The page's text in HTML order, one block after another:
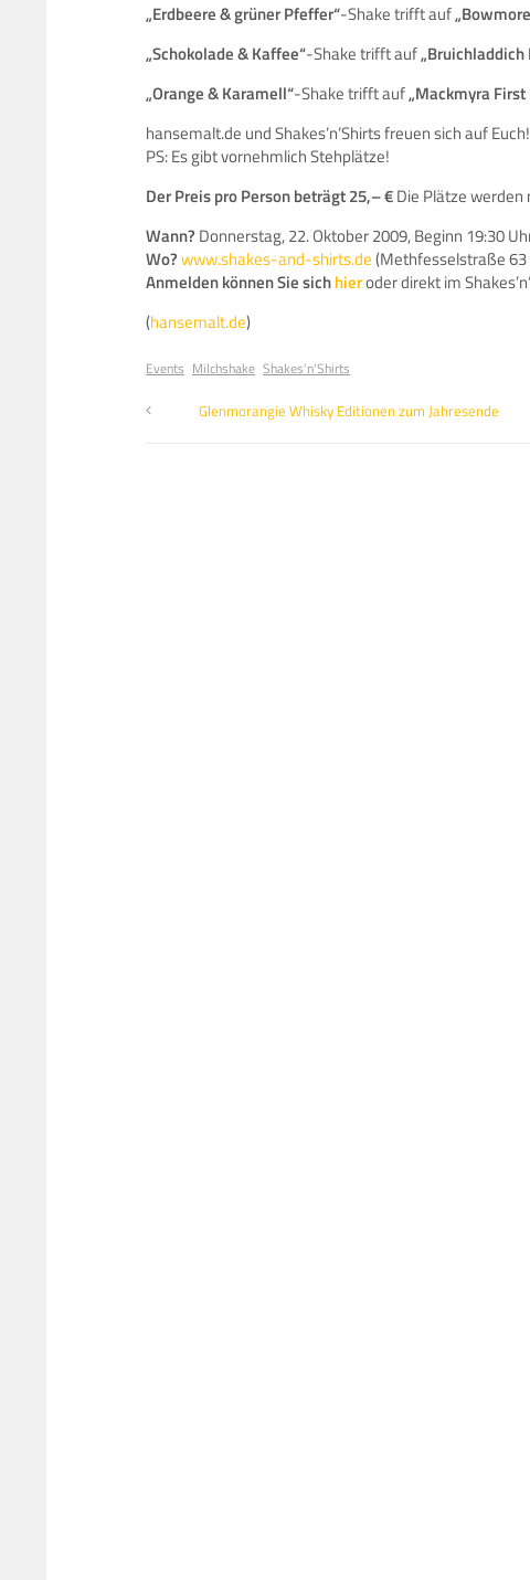
„Erdbeere & grüner Pfeffer“-Shake trifft auf
„Schokolade & Kaffee“-Shake trifft auf„Bruichladdich
„Orange & Karamell“-Shake trifft auf„Mackmyra First
hansemalt.de und Shakes’n’Shirts freuen sich auf Euch!
PS: Es gibt vornehmlich Stehplätze!
Der Preis pro Person beträgt 25,– €Die Plätze
Wann? Donnerstag, 22. Oktober 2009, Beginn 19:30
Wo?www.shakes-and-shirts.de(Methfesselstraße
Anmelden können Sie sichhieroder direkt im
(hansemalt.de)
Events Milchshake Shakes'n'Shirts
Glenmorangie Whisky Editionen zum Jahresende